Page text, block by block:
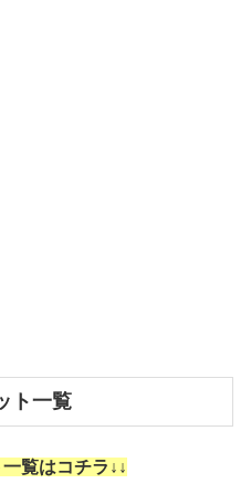
ト一覧
覧はコチラ↓↓